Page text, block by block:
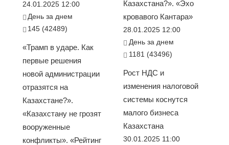
24.01.2025 12:00
День за днем
145 (42489)
«Трамп в ударе. Как
первые решения
новой администрации
отразятся на
Казахстане?».
«Казахстану не грозят
вооруженные
конфликты». «Рейтинг
Казахстана?». «Эхо
кровавого Кантара»
28.01.2025 12:00
День за днем
1181 (43496)
Рост НДС и
изменения налоговой
системы коснутся
малого бизнеса
Казахстана
30.01.2025 11:00